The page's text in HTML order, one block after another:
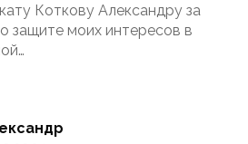
Коткову Александру за
защите моих интересов в